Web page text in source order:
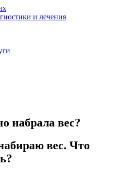
и лечения
набрала вес?
вес. Что